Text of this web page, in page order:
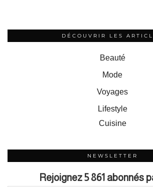
DÉCOUVRIR LES
Beauté
Mode
Voyages
Lifestyle
Cuisine
NEWSLETTER
Rejoignez 5 861 abonnés